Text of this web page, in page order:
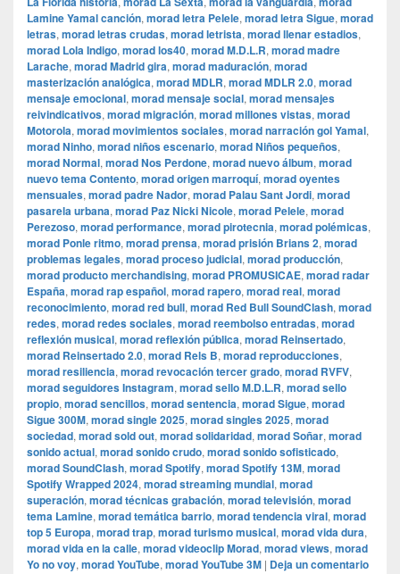
Lamine Yamal canción, morad letra Pelele, morad letra Sigue, morad
letras, morad letras crudas, morad letrista, morad llenar estadios,
morad Lola Indigo, morad los40, morad M.D.L.R, morad madre
Larache, morad Madrid gira, morad maduración, morad
masterización analógica, morad MDLR, morad MDLR 2.0, morad
mensaje emocional, morad mensaje social, morad mensajes
reivindicativos, morad migración, morad millones vistas, morad
Motorola, morad movimientos sociales, morad narración gol Yamal,
morad Ninho, morad niños escenario, morad Niños pequeños,
morad Normal, morad Nos Perdone, morad nuevo álbum, morad
nuevo tema Contento, morad origen marroquí, morad oyentes
mensuales, morad padre Nador, morad Palau Sant Jordi, morad
pasarela urbana, morad Paz Nicki Nicole, morad Pelele, morad
Perezoso, morad performance, morad pirotecnia, morad polémicas,
morad Ponle ritmo, morad prensa, morad prisión Brians 2, morad
problemas legales, morad proceso judicial, morad producción,
morad producto merchandising, morad PROMUSICAE, morad radar
España, morad rap español, morad rapero, morad real, morad
reconocimiento, morad red bull, morad Red Bull SoundClash, morad
redes, morad redes sociales, morad reembolso entradas, morad
reflexión musical, morad reflexión pública, morad Reinsertado,
morad Reinsertado 2.0, morad Rels B, morad reproducciones,
morad resiliencia, morad revocación tercer grado, morad RVFV,
morad seguidores Instagram, morad sello M.D.L.R, morad sello
propio, morad sencillos, morad sentencia, morad Sigue, morad
Sigue 300M, morad single 2025, morad singles 2025, morad
sociedad, morad sold out, morad solidaridad, morad Soñar, morad
sonido actual, morad sonido crudo, morad sonido sofisticado,
morad SoundClash, morad Spotify, morad Spotify 13M, morad
Spotify Wrapped 2024, morad streaming mundial, morad
superación, morad técnicas grabación, morad televisión, morad
tema Lamine, morad temática barrio, morad tendencia viral, morad
top 5 Europa, morad trap, morad turismo musical, morad vida dura,
morad vida en la calle, morad videocli‏p Morad, morad views, morad
Yo no voy, morad YouTube, morad YouTube 3M | Deja un comentario